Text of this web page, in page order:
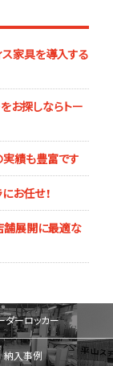
家具を導入する
お探しならトー
績も豊富です
お任せ！
舗展開に最適な
ダーロッカー
納入事例